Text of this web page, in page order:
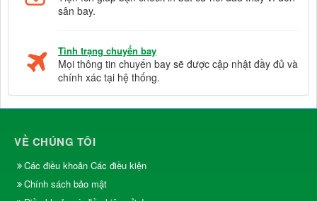
sân bay.
Tình trạng chuyến bay
Mọi thông tin chuyến bay sẽ được cập nhật đầy đủ và
chính xác tại hệ thống.
VỀ CHÚNG TÔI
Các điều khoản Các điều kiện
Chính sách bảo mật